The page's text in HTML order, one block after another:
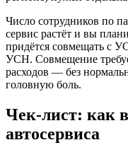
Число сотрудников по
сервис растёт и вы
придётся совмещать с
УСН. Совмещение
расходов — без
головную боль.
Чек-лист: как
автосервиса